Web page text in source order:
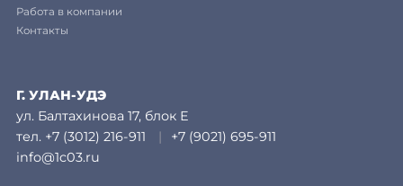
Работа в компании
Контакты
Г. УЛАН-УДЭ
ул. Балтахинова 17, блок Е
тел. +7 (3012) 216-911 |
+7 (9021) 695-911
info@1c03.ru